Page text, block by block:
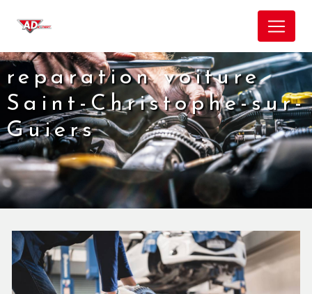
reparation voiture
Saint-Christophe-sur-
Guiers